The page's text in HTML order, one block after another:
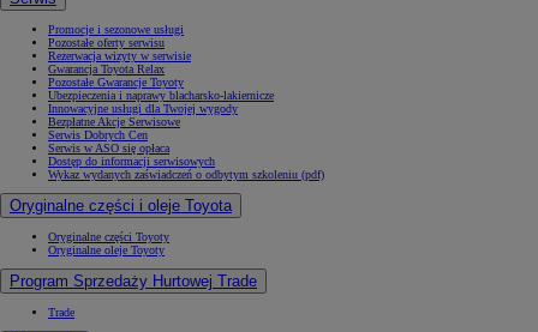
Promocje i sezonowe usługi
Pozostałe oferty serwisu
Rezerwacja wizyty w serwisie
Gwarancja Toyota Relax
Pozostałe Gwarancje Toyoty
Ubezpieczenia i naprawy blacharsko-lakiernicze
Innowacyjne usługi dla Twojej wygody
Bezpłatne Akcje Serwisowe
Serwis Dobrych Cen
Serwis w ASO się opłaca
Dostęp do informacji serwisowych
Wykaz wydanych zaświadczeń o odbytym szkoleniu (pdf)
Oryginalne części i oleje Toyota
Oryginalne części Toyoty
Oryginalne oleje Toyoty
Program Sprzedaży Hurtowej Trade
Trade